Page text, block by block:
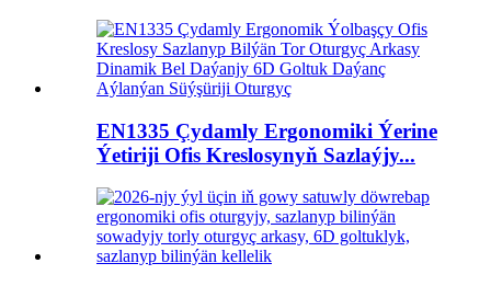
EN1335 Çydamly Ergonomiki Ýerine
Ýetiriji Ofis Kreslosynyň Sazlaýjy...